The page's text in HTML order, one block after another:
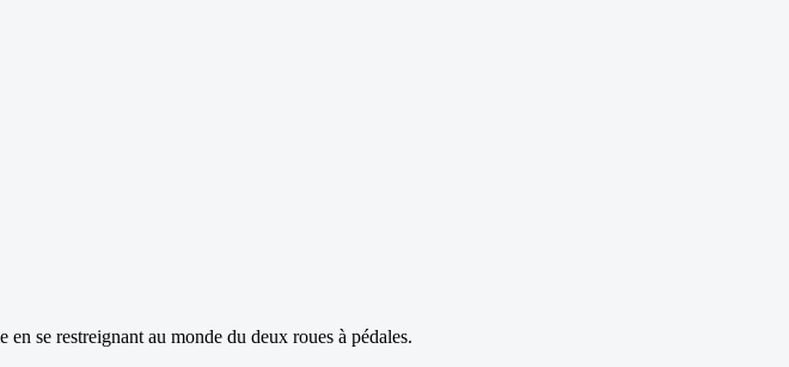
se restreignant au monde du deux roues à pédales.